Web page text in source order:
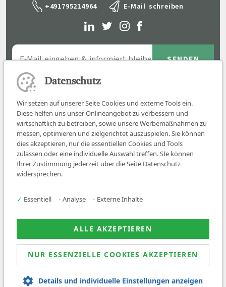
+491795214964 E-Mail schreiben
Job finden
Über uns
News
© 2026 Sanovetis. All rights reserved.
Datenschutz
Wir setzen auf unserer Seite Cookies und externe Tools ein.
Diese helfen uns unser Onlineangebot zu verbessern und
wirtschaftlich zu betreiben, sowie unsere Werbemaßnahmen zu
messen, optimieren und zielgerichtet auszuspielen. Sie können
dies akzeptieren, nur die essentiellen Cookies und Tools
zulassen oder eine individuelle Auswahl treffen. SIe können
Ihrer Zustimmung jederzeit über die Seite Datenschutz
widersprechen.
✓ Essentiell • Analyse • Externe Inhalte
ALLE AKZEPTIEREN
NUR ESSENZIELLE COOKIES AKZEPTIEREN
Details und individuelle Einstellungen anzeigen